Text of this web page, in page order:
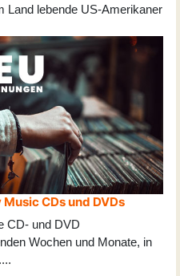
Land lebende US-Amerikaner
CDs und DVDs
CD- und DVD
Wochen und Monate, in
.